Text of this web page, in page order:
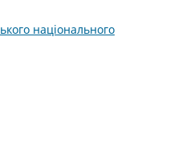
національного